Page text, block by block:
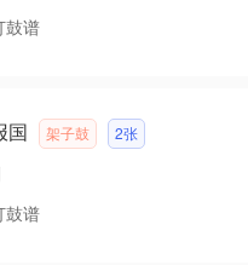
鼓谱
国 架子鼓 2张
鼓谱